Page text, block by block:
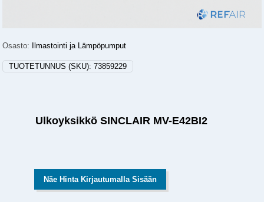
Osasto: Ilmastointi ja Lämpöpumput
TUOTETUNNUS (SKU):73859229
Ulkoyksikkö SINCLAIR MV-E42BI2
Näe Hinta Kirjautumalla Sisään